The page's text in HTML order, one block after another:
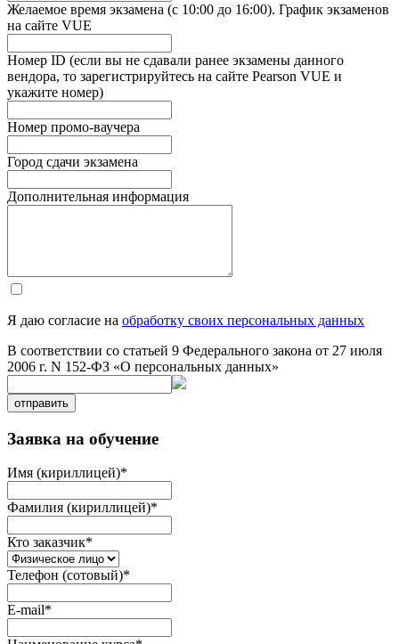
Желаемое время экзамена (с 10:00 до 16:00). График экзаменов
на сайте VUE
Номер ID (если вы не сдавали ранее экзамены данного
вендора, то зарегистрируйтесь на сайте Pearson VUE и
укажите номер)
Номер промо-ваучера
Город сдачи экзамена
Дополнительная информация
Я даю согласие на обработку своих персональных данных
В соответствии со статьей 9 Федерального закона от 27 июля
2006 г. N 152-ФЗ «О персональных данных»
отправить
Заявка на обучение
Имя (кириллицей)*
Фамилия (кириллицей)*
Кто заказчик*
Телефон (сотовый)*
E-mail*